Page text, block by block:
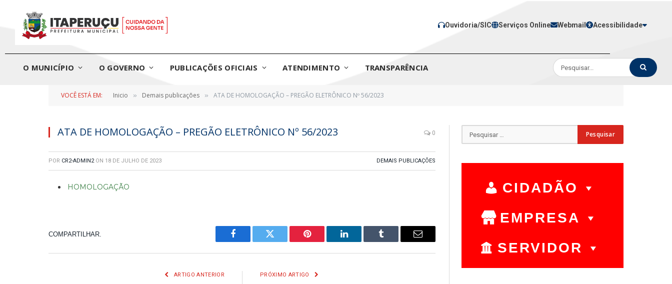
Ouvidoria/SIC Serviços Online Webmail Acessibilidade
O MUNICÍPIO O GOVERNO PUBLICAÇÕES OFICIAIS ATENDIMENTO TRANSPARÊNCIA
VOCÊ ESTÁ EM: Inicio » Demais publicações » ATA DE HOMOLOGAÇÃO – PREGÃO ELETRÔNICO Nº 56/2023
ATA DE HOMOLOGAÇÃO – PREGÃO ELETRÔNICO Nº 56/2023 0
POR CR2-ADMIN2 ON 18 DE JULHO DE 2023 DEMAIS PUBLICAÇÕES
HOMOLOGAÇÃO
COMPARTILHAR.
Facebook Twitter Pinterest LinkedIn Tumblr
E-
ARTIGO ANTERIOR PRÓXIMO ARTIGO
CIDADÃO
EMPRESA
SERVIDOR